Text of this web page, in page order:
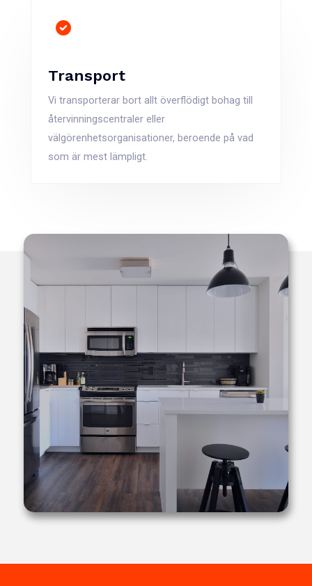
Transport
Vi transporterar bort allt överflödigt bohag till
återvinningscentraler eller
välgörenhetsorganisationer, beroende på vad
som är mest lämpligt.